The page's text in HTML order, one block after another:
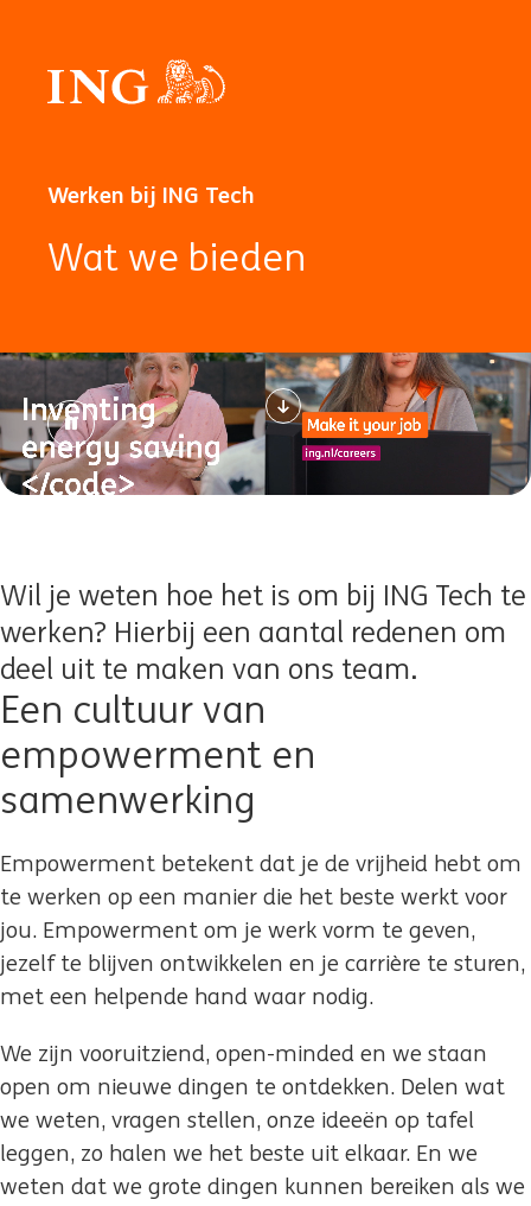
Werken bij ING Tech
Wat we bieden
Wil je weten hoe het is om bij ING Tech te
werken? Hierbij een aantal redenen om
deel uit te maken van ons team.
Een cultuur van
empowerment en
samenwerking
Empowerment betekent dat je de vrijheid hebt om
te werken op een manier die het beste werkt voor
jou. Empowerment om je werk vorm te geven,
jezelf te blijven ontwikkelen en je carrière te sturen,
met een helpende hand waar nodig.
We zijn vooruitziend, open-minded en we staan
open om nieuwe dingen te ontdekken. Delen wat
we weten, vragen stellen, onze ideeën op tafel
leggen, zo halen we het beste uit elkaar. En we
weten dat we grote dingen kunnen bereiken als we